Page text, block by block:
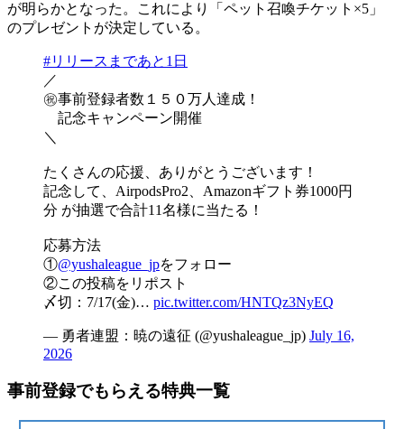
が明らかとなった。これにより
「ペット召喚チケット×5」
のプレゼントが決定している。
#リリースまであと1日
／
㊗事前登録者数１５０万人達成！
記念キャンペーン開催
＼
たくさんの応援、ありがとうございます！
記念して、AirpodsPro2、Amazonギフト券1000円
分 が抽選で合計11名様に当たる！
応募方法
①@yushaleague_jpをフォロー
②この投稿をリポスト
〆切：7/17(金)… pic.twitter.com/HNTQz3NyEQ
— 勇者連盟：暁の遠征 (@yushaleague_jp) July 16,
2026
事前登録でもらえる特典一覧